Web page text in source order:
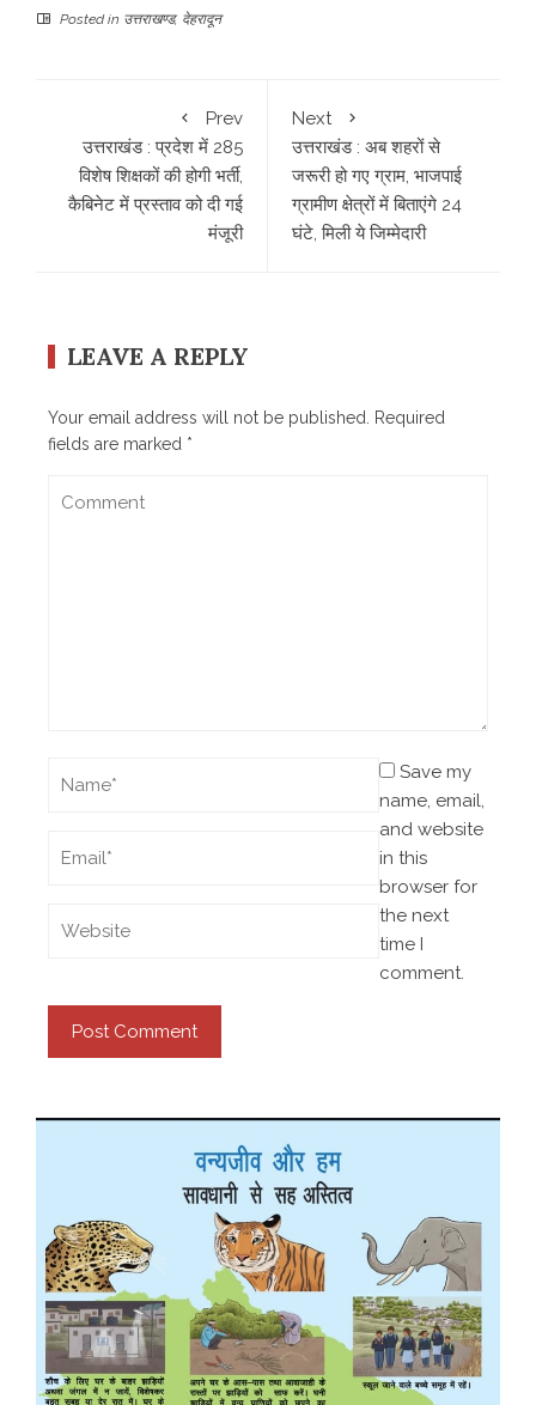
Posted in उत्तराखण्ड, देहरादून
Prev
उत्तराखंड : प्रदेश में 285
विशेष शिक्षकों की होगी भर्ती,
कैबिनेट में प्रस्ताव को दी गई
मंजूरी
Next
उत्तराखंड : अब शहरों से
जरूरी हो गए ग्राम, भाजपाई
ग्रामीण क्षेत्रों में बिताएंगे 24
घंटे, मिली ये जिम्मेदारी
LEAVE A REPLY
Your email address will not be published.
Required
fields are marked *
Save my
name, email,
and website
in this
browser for
the next
time I
comment.